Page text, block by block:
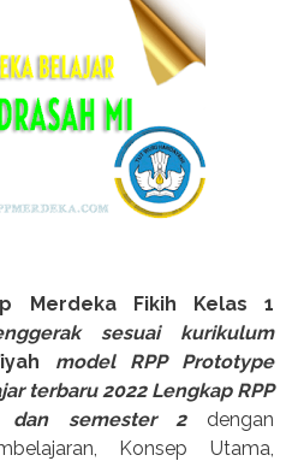
Merdeka Fikih Kelas 1
sesuai kurikulum
model RPP Prototype
terbaru 2022 Lengkap RPP
dan semester 2dengan
Konsep Utama,